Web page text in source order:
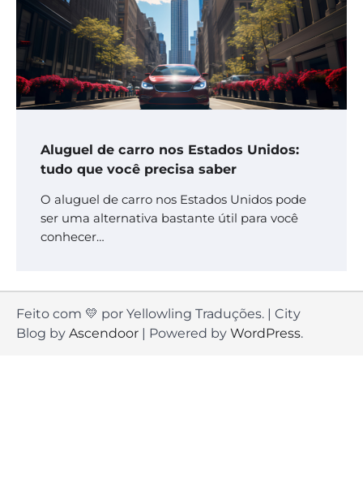
Aluguel de carro nos Estados Unidos:
tudo que você precisa saber
O aluguel de carro nos Estados Unidos pode
ser uma alternativa bastante útil para você
conhecer…
Feito com 💛 por Yellowling Traduções. | City
Blog by Ascendoor | Powered by WordPress.